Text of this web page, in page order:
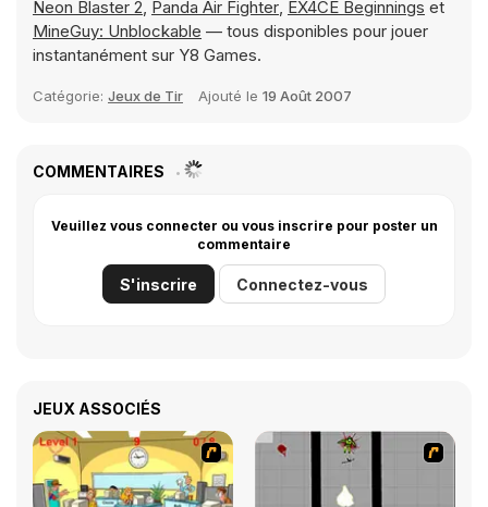
Neon Blaster 2, Panda Air Fighter, EX4CE Beginnings et
MineGuy: Unblockable — tous disponibles pour jouer
instantanément sur Y8 Games.
Catégorie: Jeux de Tir Ajouté le 19 Août 2007
COMMENTAIRES
Veuillez vous connecter ou vous inscrire pour poster un
commentaire
S'inscrire Connectez-vous
JEUX ASSOCIÉS